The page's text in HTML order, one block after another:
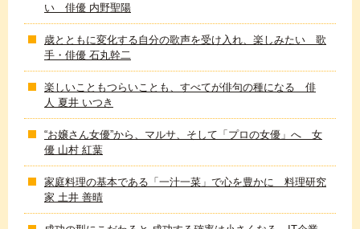
い 俳優 内野聖陽
歳とともに変化する自分の歌声を受け入れ、楽しみたい 歌
手・俳優 石丸幹二
楽しいこともつらいことも、すべてが俳句の種になる 俳
人 夏井 いつき
“お嬢さん女優”から、マルサ、そして「プロの女優」へ 女
優 山村 紅葉
家庭料理の基本である「一汁一菜」で心を豊かに 料理研究
家 土井 善晴